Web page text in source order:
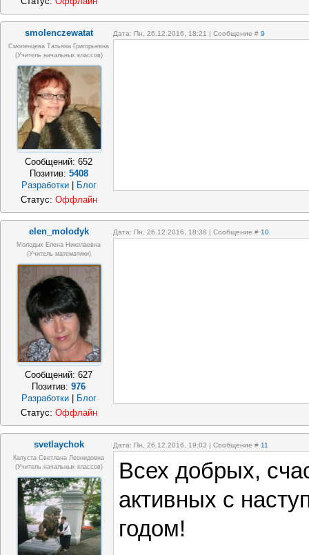
smolenczewatat Дата: Пн, 26.12.2016, 18:21 | Сообщение # 9
Смоленцева Татьяна Григорьевна
(учитель начальных классов)
Сообщений:652
Позитив: 5408
Разработки
Блог
Статус: Оффлайн
elen_molodyk Дата: Пн, 26.12.2016, 18:38 | Сообщение # 10
Молодых Елена Николаевна
(учитель математики)
Сообщений:627
Позитив:976
Разработки | Блог
Статус: Оффлайн
svetlaychok Дата: Пн, 26.12.2016, 19:03 | Сообщение # 11
Капуста Светлана Леонидовна
(учитель начальных классов)
Всех добрых,
активных с
годом!